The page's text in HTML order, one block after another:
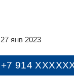
+7 914
27 янв 2023